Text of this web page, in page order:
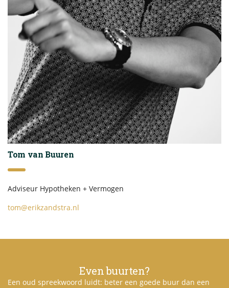
Tom van Buuren
Adviseur Hypotheken + Vermogen
tom@erikzandstra.nl
Even buurten?
Een oud spreekwoord luidt: beter een goede buur dan een